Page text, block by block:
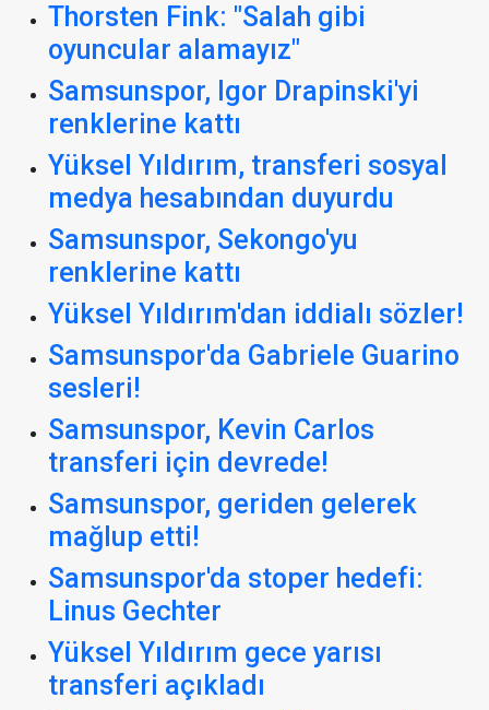
Thorsten Fink: "Salah gibi
oyuncular alamayız"
Samsunspor, Igor Drapinski'yi
renklerine kattı
Yüksel Yıldırım, transferi sosyal
medya hesabından duyurdu
Samsunspor, Sekongo'yu
renklerine kattı
Yüksel Yıldırım'dan iddialı sözler!
Samsunspor'da Gabriele Guarino
sesleri!
Samsunspor, Kevin Carlos
transferi için devrede!
Samsunspor, geriden gelerek
mağlup etti!
Samsunspor'da stoper hedefi:
Linus Gechter
Yüksel Yıldırım gece yarısı
transferi açıkladı